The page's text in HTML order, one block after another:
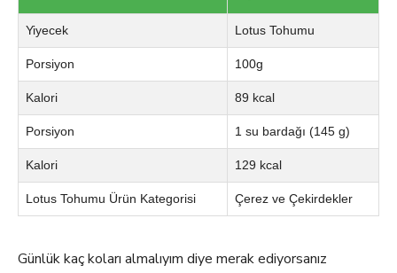
Yiyecek Lotus Tohumu
Porsiyon 100g
Kalori 89 kcal
Porsiyon 1 su bardağı (145 g)
Kalori 129 kcal
Lotus Tohumu Ürün Kategorisi Çerez ve Çekirdekler
Günlük kaç koları almalıyım diye merak ediyorsanız